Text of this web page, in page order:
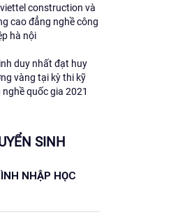
construction và
cao đẳng nghề công
hà nội
duy nhất đạt huy
vàng tại kỳ thi kỹ
nghề quốc gia 2021
SINH
NHẬP HỌC